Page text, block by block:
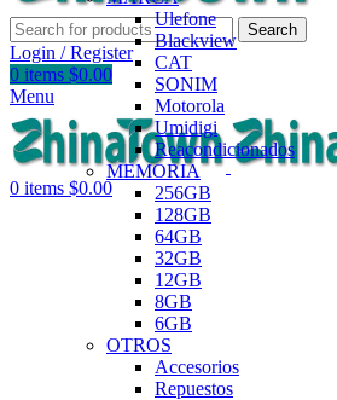
Search
Login / Register
0 items $0.00
Menu
0 items $0.00
Ulefone
Blackview
CAT
SONIM
Motorola
Umidigi
Reacondicionados
MEMORIA
256GB
128GB
64GB
32GB
12GB
8GB
6GB
OTROS
Accesorios
Repuestos